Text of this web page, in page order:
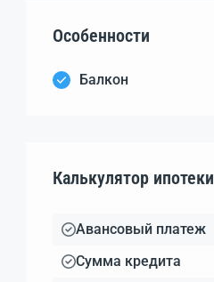
Особенности
Балкон
Калькулятор ипотеки
Авансовый платеж
Сумма кредита